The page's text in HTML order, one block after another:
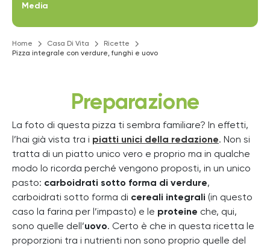
Media
Home Casa Di Vita
Ricette
Pizza integrale con verdure, funghi e uovo
Preparazione
La foto di questa pizza ti sembra familiare? In effetti,
l’hai già vista tra i piatti unici della redazione. Non si
tratta di un piatto unico vero e proprio ma in qualche
modo lo ricorda perché vengono proposti, in un unico
pasto: carboidrati sotto forma di verdure,
carboidrati sotto forma di cereali integrali (in questo
caso la farina per l’impasto) e le proteine che, qui,
sono quelle dell’uovo. Certo è che in questa ricetta le
proporzioni tra i nutrienti non sono proprio quelle del